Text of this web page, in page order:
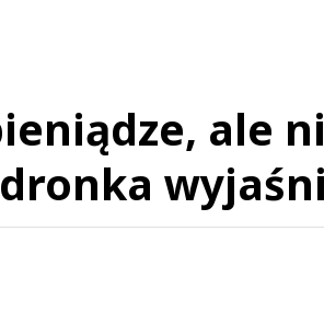
ale